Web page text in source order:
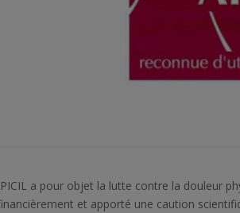
a pour objet la lutte contre la douleur
et apporté une caution